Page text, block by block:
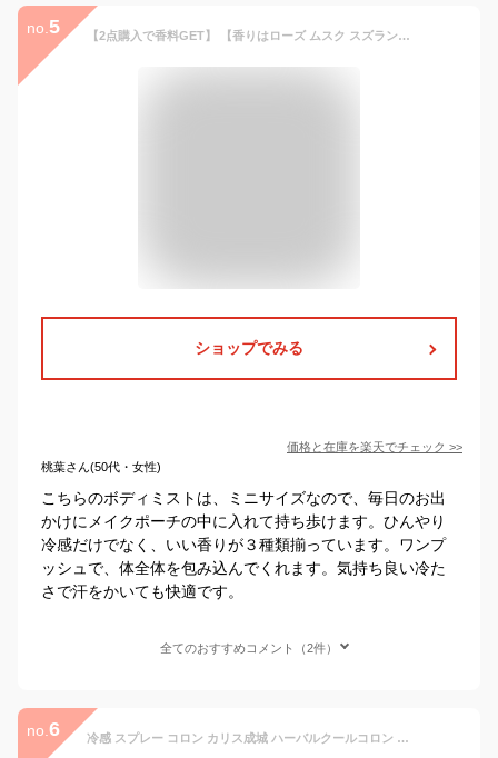
no. 5 【2点購入で香料GET】 【香りはローズ ムスク スズラン の3種類 】&SH クール ボディミスト 100ml / ボディ ミスト 冷感スプレー 冷却スプレー ボディスプレー 香り 香水 ミント 持ち運び 暑さ対策 グッズ フレグランス フレグランスミスト +lt3+ tg_smc
ショップでみる
価格と在庫を楽天でチェック >>
桃葉さん(50代・女性)
こちらのボディミストは、ミニサイズなので、毎日のお出
かけにメイクポーチの中に入れて持ち歩けます。ひんやり
冷感だけでなく、いい香りが３種類揃っています。ワンプ
ッシュで、体全体を包み込んでくれます。気持ち良い冷た
さで汗をかいても快適です。
全てのおすすめコメント（2件）
no. 6 冷感 スプレー コロン カリス成城 ハーバルクールコロン 45ml ボディ化粧水 日本製 夏 汗 クール 癒やし リラックス 精油 香り 敏感肌 ミント 月桃 日焼け後 柿渋 オーガニック ボディミスト 全身 女性 ギフト プレゼント ボディスプレー いい香り ひんやり